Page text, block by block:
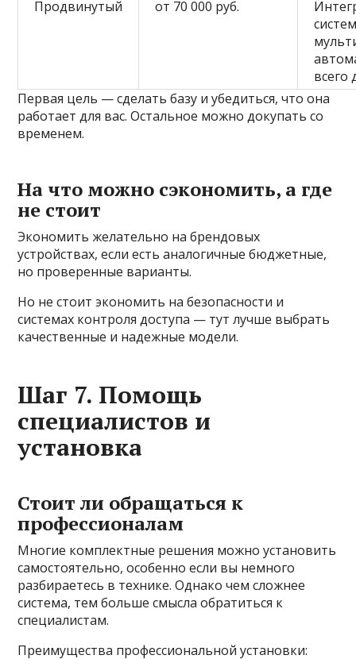
Продвинутый
от 70 000 руб.
всего
Первая цель — сделать базу и убедиться, что она
работает для вас. Остальное можно докупать со
временем.
На что можно сэкономить, а где
не стоит
Экономить желательно на брендовых
устройствах, если есть аналогичные бюджетные,
но проверенные варианты.
Но не стоит экономить на безопасности и
системах контроля доступа — тут лучше выбрать
качественные и надежные модели.
Шаг 7. Помощь
специалистов и
установка
Стоит ли обращаться к
профессионалам
Многие комплектные решения можно установить
самостоятельно, особенно если вы немного
разбираетесь в технике. Однако чем сложнее
система, тем больше смысла обратиться к
специалистам.
Преимущества профессиональной установки: